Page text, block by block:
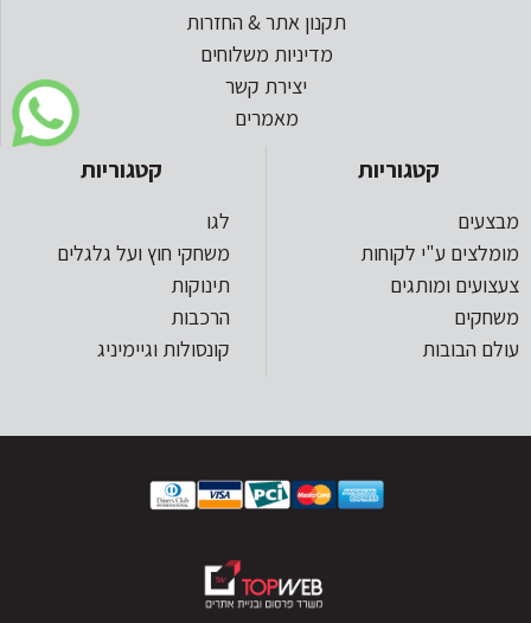
תקנון אתר & החזרות
מדיניות משלוחים
יצירת קשר
מאמרים
קטגוריות
מבצעים
מומלצים ע"י לקוחות
צעצועים ומותגים
משחקים
עולם הבובות
קטגוריות
לגו
משחקי חוץ ועל גלגלים
תינוקות
הרכבות
קונסולות וגיימיניג